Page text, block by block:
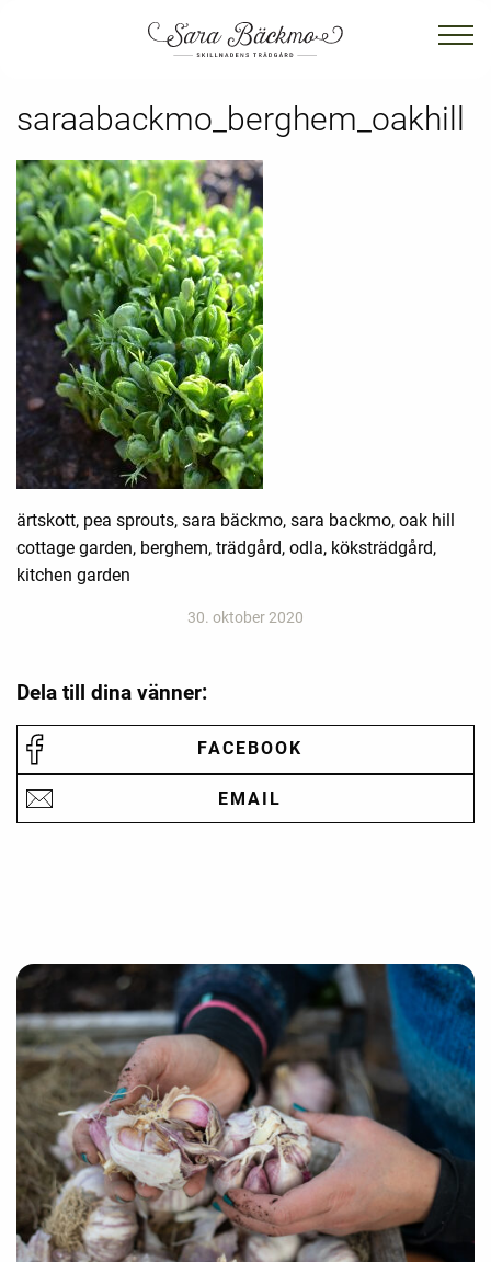
saraabackmo_berghem_oakhill
ärtskott, pea sprouts, sara bäckmo, sara backmo, oak hill
cottage garden, berghem, trädgård, odla, köksträdgård,
kitchen garden
30. oktober 2020
Dela till dina vänner:
FACEBOOK
EMAIL